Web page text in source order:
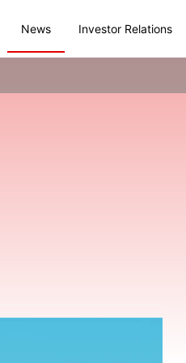
News Investor Relations